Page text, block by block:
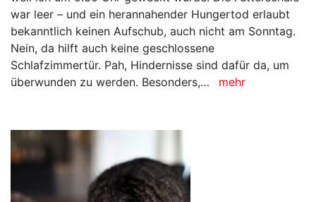
war leer – und ein herannahender Hungertod erlaubt
bekanntlich keinen Aufschub, auch nicht am Sonntag.
Nein, da hilft auch keine geschlossene
Schlafzimmertür. Pah, Hindernisse sind dafür da, um
überwunden zu werden. Besonders,…
mehr